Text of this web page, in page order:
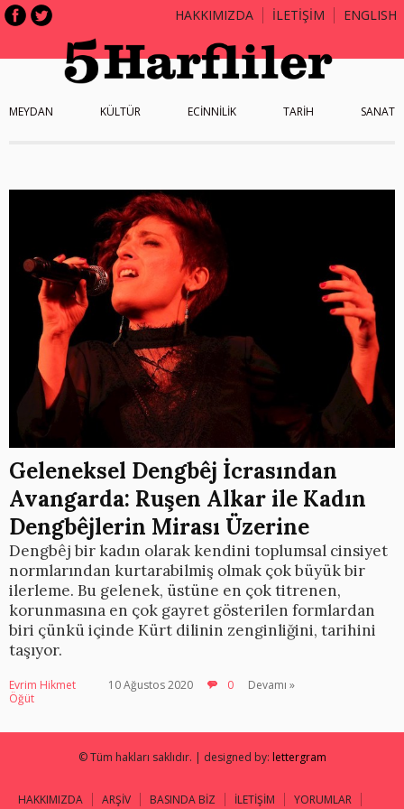
HAKKIMIZDA İLETİŞİM ENGLISH
MEYDAN KÜLTÜR ECİNNİLİK TARİH SANAT
Geleneksel Dengbêj İcrasından
Avangarda: Ruşen Alkar ile Kadın
Dengbêjlerin Mirası Üzerine
Dengbêj bir kadın olarak kendini toplumsal cinsiyet
normlarından kurtarabilmiş olmak çok büyük bir
ilerleme. Bu gelenek, üstüne en çok titrenen,
korunmasına en çok gayret gösterilen formlardan
biri çünkü içinde Kürt dilinin zenginliğini, tarihini
taşıyor.
Evrim Hikmet
Öğüt
10 Ağustos 2020 0 Devamı »
© Tüm hakları saklıdır. | designed by: lettergram
HAKKIMIZDA ARŞİV BASINDA BİZ İLETİŞİM
YORUMLAR